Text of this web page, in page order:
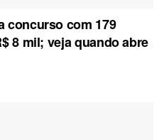
concurso com 179
8 mil; veja quando abre